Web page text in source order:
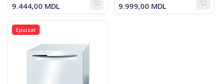
9.444,00 MDL 9.999,00 MDL
Epuizat